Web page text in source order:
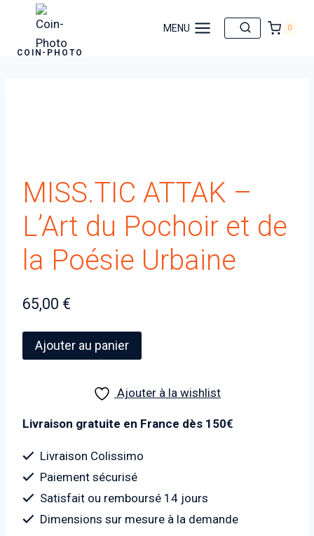
contenu
COIN-PHOTO
MENU 0
MISS.TIC ATTAK –
L’Art du Pochoir et de
la Poésie Urbaine
65,00 €
quantité
de
du
Pochoir
et
Ajouter au panier
Ajouter à la wishlist
Livraison gratuite en France dès 150€
Livraison Colissimo
Paiement sécurisé
Satisfait ou remboursé 14 jours
Dimensions sur mesure à la demande